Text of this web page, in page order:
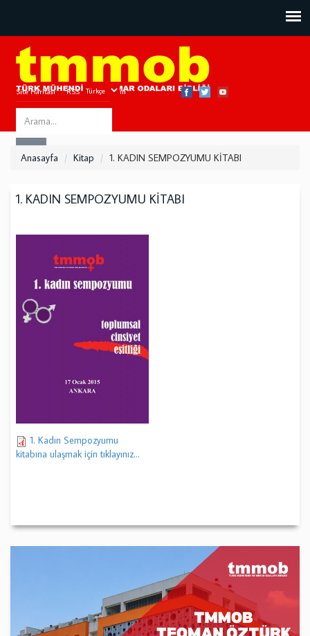
Site Haritası RSS Bize Ulaşın
Search
this
Anasayfa Kitap 1. KADIN SEMPOZYUMU KİTABI
1. KADIN SEMPOZYUMU KİTABI
1. Kadın Sempozyumu
kitabına ulaşmak için tıklayınız...